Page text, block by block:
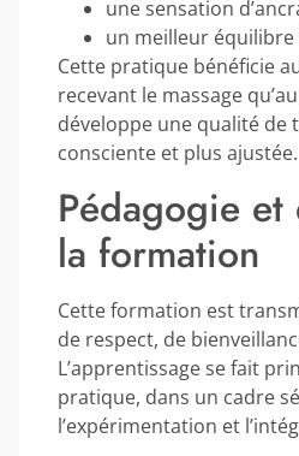
une sensation
un meilleur
Cette pratique bénéficie
recevant le massage
développe une qualité de
consciente et plus ajustée.
Pédagogie
la formation
Cette formation est
de respect, de
L’apprentissage se fait
pratique, dans un cadre
l’expérimentation et